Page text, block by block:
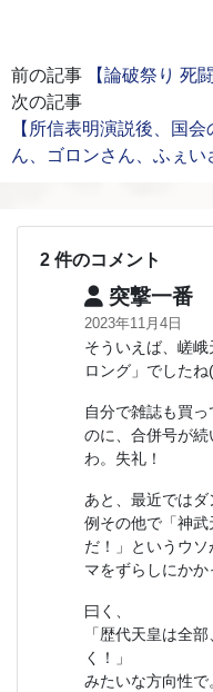
前の記事
【論破祭り 死
次の記事
【所信表明演説後、国
ん、ゴロンさん、ふぇい
2 件のコメント
突撃一番
2023年11月4日
そういえば、嵯
ロング」でした
自分で雑誌も買
のに、合併号が
わ。失礼！
あと、最近では
例その他で「神
だ！」というウ
マをずらしにかか
曰く、
「歴代天皇は全
く！」
みたいな方向性で